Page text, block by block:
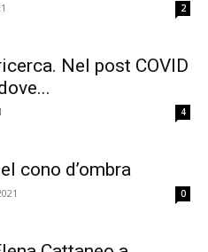
2
Nel post COVID
4
cono d’ombra
0